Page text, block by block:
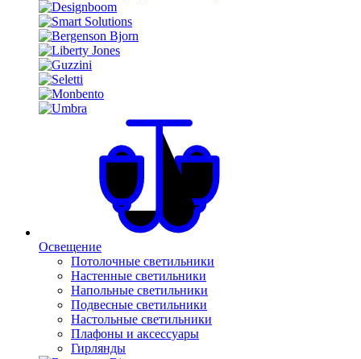
Освещение
Потолочные светильники
Настенные светильники
Напольные светильники
Подвесные светильники
Настольные светильники
Плафоны и аксессуары
Гирлянды